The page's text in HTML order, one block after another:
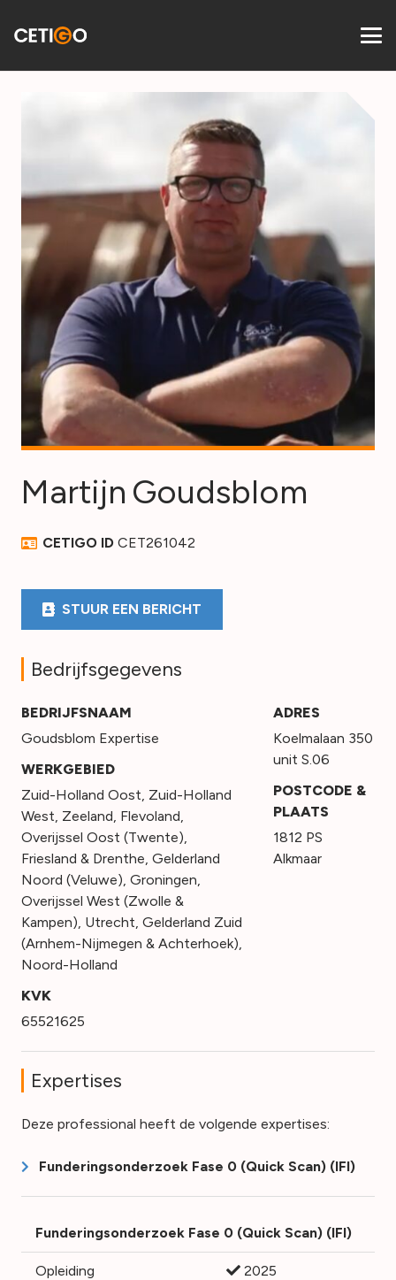
Martijn Goudsblom
CETIGO IDCET261042
STUUR EEN BERICHT
Bedrijfsgegevens
BEDRIJFSNAAM
Goudsblom Expertise
WERKGEBIED
Zuid-Holland Oost, Zuid-Holland
West, Zeeland, Flevoland,
Overijssel Oost (Twente),
Friesland & Drenthe, Gelderland
Noord (Veluwe), Groningen,
Overijssel West (Zwolle &
Kampen), Utrecht, Gelderland Zuid
(Arnhem-Nijmegen & Achterhoek),
Noord-Holland
KVK
65521625
ADRES
Koelmalaan 350
unit S.06
POSTCODE &
PLAATS
1812 PS
Alkmaar
Expertises
Deze professional heeft de volgende expertises:
Funderingsonderzoek Fase 0 (Quick Scan) (IFI)
Funderingsonderzoek Fase 0 (Quick Scan) (IFI)
Opleiding 2025